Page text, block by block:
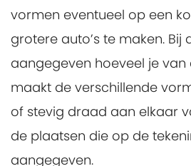
vormen eventueel op een
grotere auto’s te maken.
aangegeven hoeveel je van
maakt de verschillende
of stevig draad aan elkaar
de plaatsen die op de
aangegeven.